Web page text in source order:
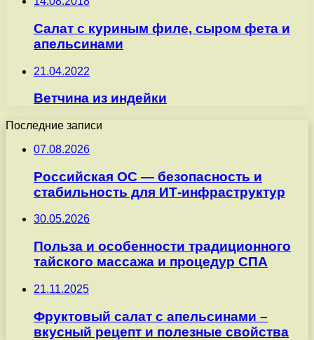
Салат с куриным филе, сыром фета и
апельсинами
21.04.2022
Ветчина из индейки
Последние записи
07.08.2026
Российская ОС — безопасность и
стабильность для ИТ-инфраструктур
30.05.2026
Польза и особенности традиционного
тайского массажа и процедур СПА
21.11.2025
Фруктовый салат с апельсинами –
вкусный рецепт и полезные свойства